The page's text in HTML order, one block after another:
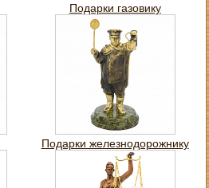
Подарки газовику
Подарки железнодорожнику